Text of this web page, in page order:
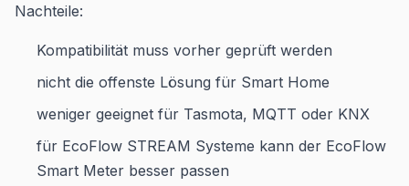
Nachteile:
Kompatibilität muss vorher geprüft werden
nicht die offenste Lösung für Smart Home
weniger geeignet für Tasmota, MQTT oder KNX
für EcoFlow STREAM Systeme kann der EcoFlow
Smart Meter besser passen